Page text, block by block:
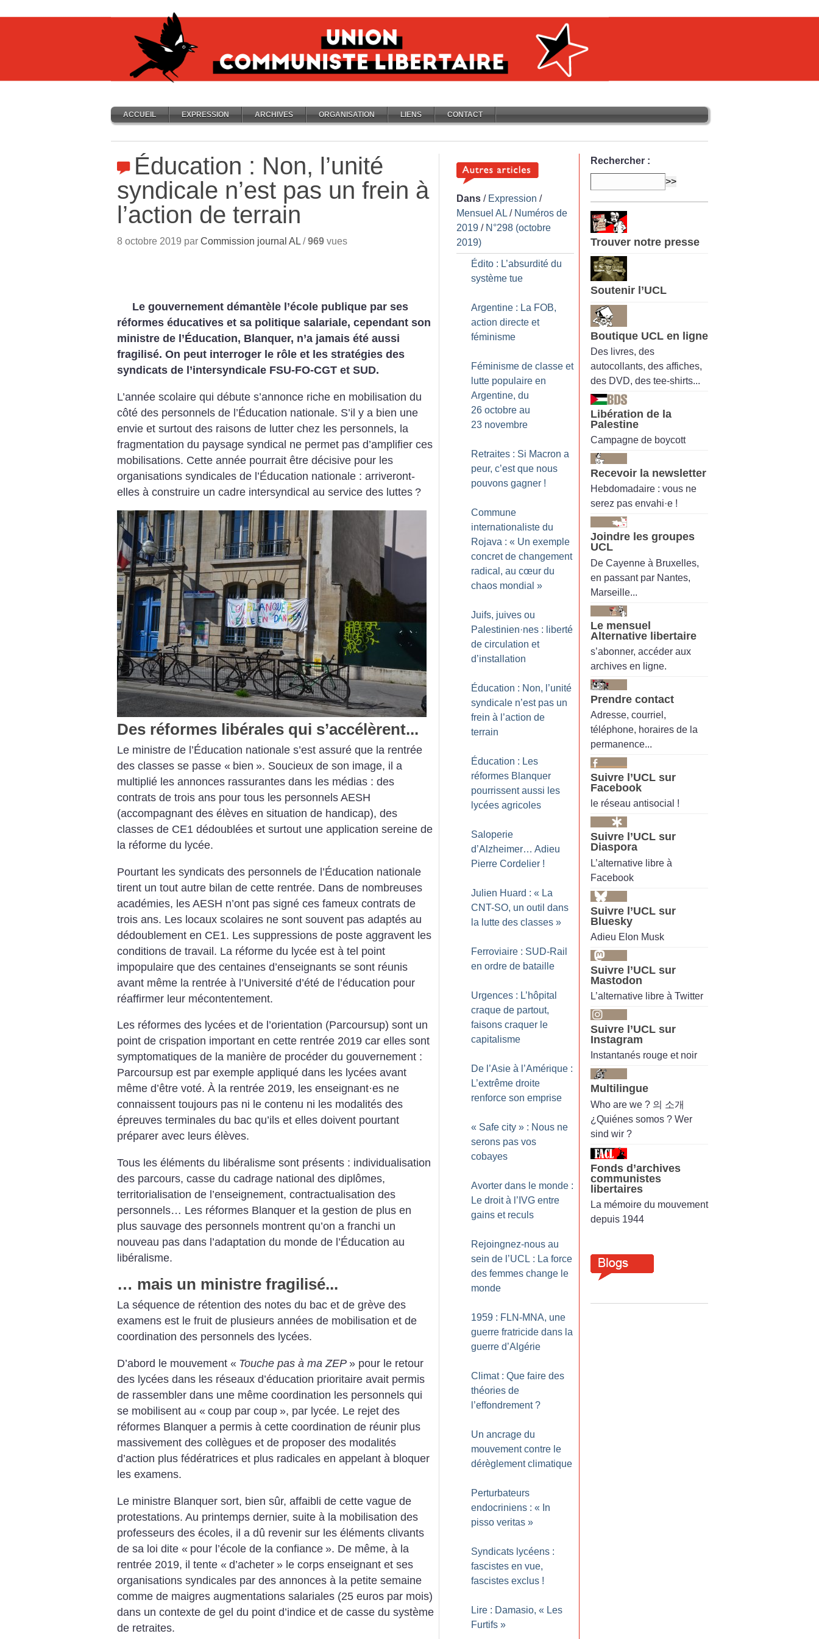
ACCUEIL EXPRESSION ARCHIVES ORGANISATION LIENS CONTACT
Éducation : Non, l’unité
syndicale n’est pas un frein à
l’action de terrain
8 octobre 2019 par Commission journal AL /969 vues
Le gouvernement démantèle l’école publique par ses
réformes éducatives et sa politique salariale, cependant son
ministre de l’Éducation, Blanquer, n’a jamais été aussi
fragilisé. On peut interroger le rôle et les stratégies des
syndicats de l’intersyndicale FSU-FO-CGT et SUD.
L’année scolaire qui débute s’annonce riche en mobilisation du
côté des personnels de l’Éducation nationale. S’il y a bien une
envie et surtout des raisons de lutter chez les personnels, la
fragmentation du paysage syndical ne permet pas d’amplifier ces
mobilisations. Cette année pourrait être décisive pour les
organisations syndicales de l’Éducation nationale : arriveront-
elles à construire un cadre intersyndical au service des luttes ?
Des réformes libérales qui s’accélèrent...
Le ministre de l’Éducation nationale s’est assuré que la rentrée
des classes se passe « bien ». Soucieux de son image, il a
multiplié les annonces rassurantes dans les médias : des
contrats de trois ans pour tous les personnels AESH
(accompagnant des élèves en situation de handicap), des
classes de CE1 dédoublées et surtout une application sereine de
la réforme du lycée.
Pourtant les syndicats des personnels de l’Éducation nationale
tirent un tout autre bilan de cette rentrée. Dans de nombreuses
académies, les AESH n’ont pas signé ces fameux contrats de
trois ans. Les locaux scolaires ne sont souvent pas adaptés au
dédoublement en CE1. Les suppressions de poste aggravent les
conditions de travail. La réforme du lycée est à tel point
impopulaire que des centaines d’enseignants se sont réunis
avant même la rentrée à l’Université d’été de l’éducation pour
réaffirmer leur mécontentement.
Les réformes des lycées et de l’orientation (Parcoursup) sont un
point de crispation important en cette rentrée 2019 car elles sont
symptomatiques de la manière de procéder du gouvernement :
Parcoursup est par exemple appliqué dans les lycées avant
même d’être voté. À la rentrée 2019, les enseignant·es ne
connaissent toujours pas ni le contenu ni les modalités des
épreuves terminales du bac qu’ils et elles doivent pourtant
préparer avec leurs élèves.
Tous les éléments du libéralisme sont présents : individualisation
des parcours, casse du cadrage national des diplômes,
territorialisation de l’enseignement, contractualisation des
personnels… Les réformes Blanquer et la gestion de plus en
plus sauvage des personnels montrent qu’on a franchi un
nouveau pas dans l’adaptation du monde de l’Éducation au
libéralisme.
… mais un ministre fragilisé...
La séquence de rétention des notes du bac et de grève des
examens est le fruit de plusieurs années de mobilisation et de
coordination des personnels des lycées.
D’abord le mouvement « Touche pas à ma ZEP » pour le retour
des lycées dans les réseaux d’éducation prioritaire avait permis
de rassembler dans une même coordination les personnels qui
se mobilisent au « coup par coup », par lycée. Le rejet des
réformes Blanquer a permis à cette coordination de réunir plus
massivement des collègues et de proposer des modalités
d’action plus fédératrices et plus radicales en appelant à bloquer
les examens.
Le ministre Blanquer sort, bien sûr, affaibli de cette vague de
protestations. Au printemps dernier, suite à la mobilisation des
professeurs des écoles, il a dû revenir sur les éléments clivants
de sa loi dite « pour l’école de la confiance ». De même, à la
rentrée 2019, il tente « d’acheter » le corps enseignant et ses
organisations syndicales par des annonces à la petite semaine
comme de maigres augmentations salariales (25 euros par mois)
dans un contexte de gel du point d’indice et de casse du système
de retraites.
Dans / Expression /
Mensuel AL / Numéros de
2019 / N°298 (octobre
2019)
Édito : L’absurdité du
système tue
Argentine : La FOB,
action directe et
féminisme
Féminisme de classe et
lutte populaire en
Argentine, du
26 octobre au
23 novembre
Retraites : Si Macron a
peur, c’est que nous
pouvons gagner !
Commune
internationaliste du
Rojava : « Un exemple
concret de changement
radical, au cœur du
chaos mondial »
Juifs, juives ou
Palestinien·nes : liberté
de circulation et
d’installation
Éducation : Non, l’unité
syndicale n’est pas un
frein à l’action de
terrain
Éducation : Les
réformes Blanquer
pourrissent aussi les
lycées agricoles
Saloperie
d’Alzheimer… Adieu
Pierre Cordelier !
Julien Huard : « La
CNT-SO, un outil dans
la lutte des classes »
Ferroviaire : SUD-Rail
en ordre de bataille
Urgences : L’hôpital
craque de partout,
faisons craquer le
capitalisme
De l’Asie à l’Amérique :
L’extrême droite
renforce son emprise
« Safe city » : Nous ne
serons pas vos
cobayes
Avorter dans le monde :
Le droit à l’IVG entre
gains et reculs
Rejoingnez-nous au
sein de l’UCL : La force
des femmes change le
monde
1959 : FLN-MNA, une
guerre fratricide dans la
guerre d’Algérie
Climat : Que faire des
théories de
l’effondrement ?
Un ancrage du
mouvement contre le
dérèglement climatique
Perturbateurs
endocriniens : « In
pisso veritas »
Syndicats lycéens :
fascistes en vue,
fascistes exclus !
Lire : Damasio, « Les
Furtifs »
Rechercher :
Trouver notre presse
Soutenir l’UCL
Boutique UCL en ligne
Des livres, des
autocollants, des affiches,
des DVD, des tee-shirts...
Libération de la
Palestine
Campagne de boycott
Recevoir la newsletter
Hebdomadaire : vous ne
serez pas envahi·e !
Joindre les groupes
UCL
De Cayenne à Bruxelles,
en passant par Nantes,
Marseille...
Le mensuel
Alternative libertaire
s’abonner, accéder aux
archives en ligne.
Prendre contact
Adresse, courriel,
téléphone, horaires de la
permanence...
Suivre l’UCL sur
Facebook
le réseau antisocial !
Suivre l’UCL sur
Diaspora
L’alternative libre à
Facebook
Suivre l’UCL sur
Bluesky
Adieu Elon Musk
Suivre l’UCL sur
Mastodon
L’alternative libre à Twitter
Suivre l’UCL sur
Instagram
Instantanés rouge et noir
Multilingue
Who are we ? 의 소개
¿Quiénes somos ? Wer
sind wir ?
Fonds d’archives
communistes
libertaires
La mémoire du mouvement
depuis 1944